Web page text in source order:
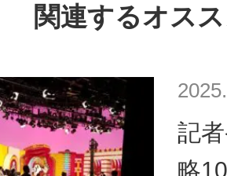
関連するオス
記
略